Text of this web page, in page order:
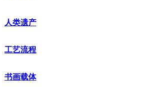
人类遗产
工艺流程
书画载体